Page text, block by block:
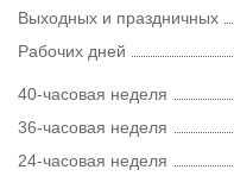
Выходных и праздничных
Рабочих дней
40-часовая неделя
36-часовая неделя
24-часовая неделя